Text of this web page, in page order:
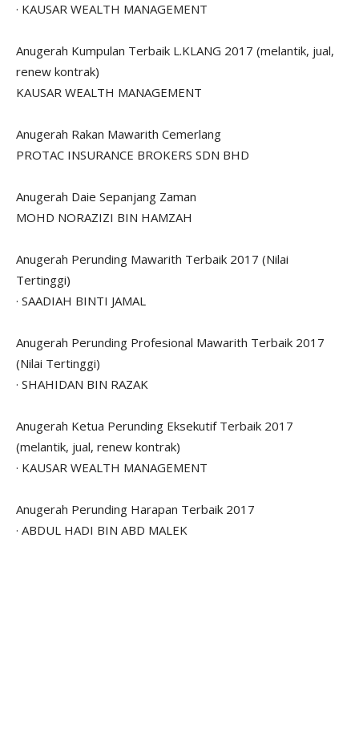
· KAUSAR WEALTH MANAGEMENT
Anugerah Kumpulan Terbaik L.KLANG 2017 (melantik, jual,
renew kontrak)
KAUSAR WEALTH MANAGEMENT
Anugerah Rakan Mawarith Cemerlang
PROTAC INSURANCE BROKERS SDN BHD
Anugerah Daie Sepanjang Zaman
MOHD NORAZIZI BIN HAMZAH
Anugerah Perunding Mawarith Terbaik 2017 (Nilai
Tertinggi)
· SAADIAH BINTI JAMAL
Anugerah Perunding Profesional Mawarith Terbaik 2017
(Nilai Tertinggi)
· SHAHIDAN BIN RAZAK
Anugerah Ketua Perunding Eksekutif Terbaik 2017
(melantik, jual, renew kontrak)
· KAUSAR WEALTH MANAGEMENT
Anugerah Perunding Harapan Terbaik 2017
· ABDUL HADI BIN ABD MALEK